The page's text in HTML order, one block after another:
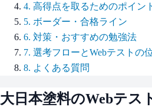
4. 高得点を取るためのポイン
5. ボーダー・合格ライン
6. 対策・おすすめの勉強法
7. 選考フローとWebテストの
8. よくある質問
大日本塗料のWebテス